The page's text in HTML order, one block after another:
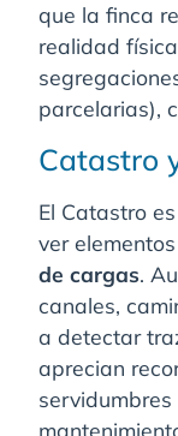
que la finca
realidad
parcelarias),
Catastro
El Catastro
ver
de cargas.
canales,
a detectar
aprecian